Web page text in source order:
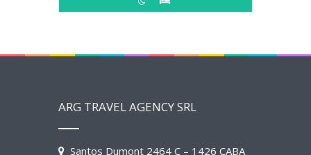
ARG TRAVEL AGENCY SRL
Santos Dumont 2464 C – 1426 CABA